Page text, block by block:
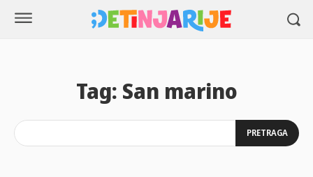
Tag: San marino
PRETRAGA